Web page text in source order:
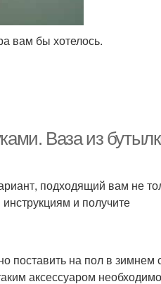
вам бы хотелось.
Ваза из
подходящий вам не
и получите
поставить на пол в зимнем
аксессуаром